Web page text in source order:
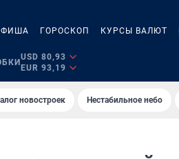
ГОРОСКОП КУРСЫ ВАЛЮТ
USD 80,93
EUR 93,19
новостроек Нестабильное небо